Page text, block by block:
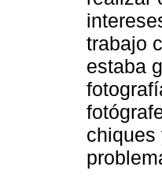
trabajo
estaba
chiques